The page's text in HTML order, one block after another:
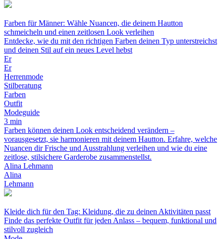
Farben für Männer: Wähle Nuancen, die deinem Hautton
schmeicheln und einen zeitlosen Look verleihen
Entdecke, wie du mit den richtigen Farben deinen Typ unterstreichst
und deinen Stil auf ein neues Level hebst
Er
Er
Herrenmode
Stilberatung
Farben
Outfit
Modeguide
3 min
Farben können deinen Look entscheidend verändern –
vorausgesetzt, sie harmonieren mit deinem Hautton. Erfahre, welche
Nuancen dir Frische und Ausstrahlung verleihen und wie du eine
zeitlose, stilsichere Garderobe zusammenstellst.
Alina Lehmann
Alina
Lehmann
Kleide dich für den Tag: Kleidung, die zu deinen Aktivitäten passt
Finde das perfekte Outfit für jeden Anlass – bequem, funktional und
stilvoll zugleich